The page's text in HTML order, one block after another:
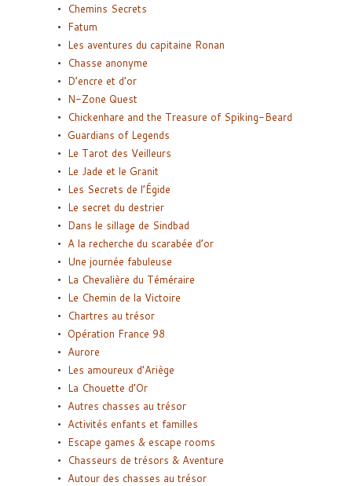
Chemins Secrets
Fatum
Les aventures du capitaine Ronan
Chasse anonyme
D’encre et d’or
N-Zone Quest
Chickenhare and the Treasure of Spiking-Beard
Guardians of Legends
Le Tarot des Veilleurs
Le Jade et le Granit
Les Secrets de l’Égide
Le secret du destrier
Dans le sillage de Sindbad
A la recherche du scarabée d’or
Une journée fabuleuse
La Chevalière du Téméraire
Le Chemin de la Victoire
Chartres au trésor
Opération France 98
Aurore
Les amoureux d’Ariège
La Chouette d’Or
Autres chasses au trésor
Activités enfants et familles
Escape games & escape rooms
Chasseurs de trésors & Aventure
Autour des chasses au trésor